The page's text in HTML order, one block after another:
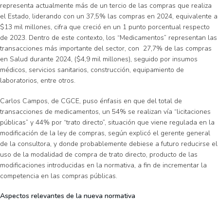
representa actualmente más de un tercio de las compras que realiza
el Estado, liderando con un 37,5% las compras en 2024, equivalente a
$13 mil millones, cifra que creció en un 1 punto porcentual respecto
de 2023. Dentro de este contexto, los “Medicamentos” representan las
transacciones más importante del sector, con 27,7% de las compras
en Salud durante 2024, ($4,9 mil millones), seguido por insumos
médicos, servicios sanitarios, construcción, equipamiento de
laboratorios, entre otros.
Carlos Campos, de CGCE, puso énfasis en que del total de
transacciones de medicamentos, un 54% se realizan vía “licitaciones
públicas” y 44% por “trato directo”, situación que viene regulada en la
modificación de la ley de compras, según explicó el gerente general
de la consultora, y donde probablemente debiese a futuro reducirse el
uso de la modalidad de compra de trato directo, producto de las
modificaciones introducidas en la normativa, a fin de incrementar la
competencia en las compras públicas.
Aspectos relevantes de la nueva normativa